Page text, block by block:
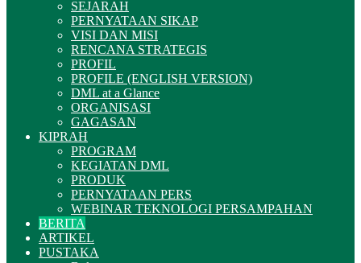
SEJARAH
PERNYATAAN SIKAP
VISI DAN MISI
RENCANA STRATEGIS
PROFIL
PROFILE (ENGLISH VERSION)
DML at a Glance
ORGANISASI
GAGASAN
KIPRAH
PROGRAM
KEGIATAN DML
PRODUK
PERNYATAAN PERS
WEBINAR TEKNOLOGI PERSAMPAHAN
BERITA
ARTIKEL
PUSTAKA